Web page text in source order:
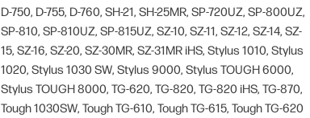
D-750, D-755, D-760, SH-21, SH-25MR, SP-720UZ, SP-800UZ,
SP-810, SP-810UZ, SP-815UZ, SZ-10, SZ-11, SZ-12, SZ-14, SZ-
15, SZ-16, SZ-20, SZ-30MR, SZ-31MR iHS, Stylus 1010, Stylus
1020, Stylus 1030 SW, Stylus 9000, Stylus TOUGH 6000,
Stylus TOUGH 8000, TG-620, TG-820, TG-820 iHS, TG-870,
Tough 1030SW, Tough TG-610, Tough TG-615, Tough TG-620